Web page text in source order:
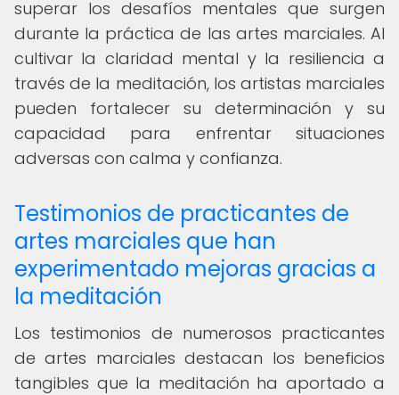
superar los desafíos mentales que surgen
durante la práctica de las artes marciales. Al
cultivar la claridad mental y la resiliencia a
través de la meditación, los artistas marciales
pueden fortalecer su determinación y su
capacidad para enfrentar situaciones
adversas con calma y confianza.
Testimonios de practicantes de
artes marciales que han
experimentado mejoras gracias a
la meditación
Los testimonios de numerosos practicantes
de artes marciales destacan los beneficios
tangibles que la meditación ha aportado a